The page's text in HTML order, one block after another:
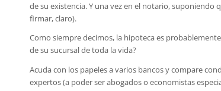
de su existencia. Y una vez en el notario, suponiendo
firmar, claro).
Como siempre decimos, la hipoteca es
de su sucursal de toda la vida?
Acuda con los papeles a varios bancos y compare
expertos (a poder ser abogados o economistas